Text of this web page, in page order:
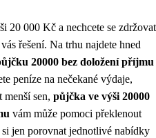
20 000 Kč a nechcete se zdržovat
řešení. Na trhu najdete hned
20000 bez doložení příjmu
peníze na nečekané výdaje,
menší sen, půjčka ve výši 20000
vám může pomoci překlenout
jen porovnat jednotlivé nabídky